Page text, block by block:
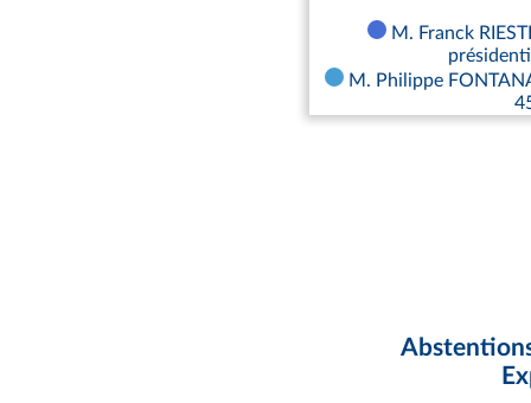
M. Franck
M. Philippe